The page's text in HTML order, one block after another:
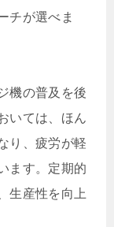
チが選べま
機の普及を後
いては、ほん
り、疲労が軽
ます。定期的
生産性を向上